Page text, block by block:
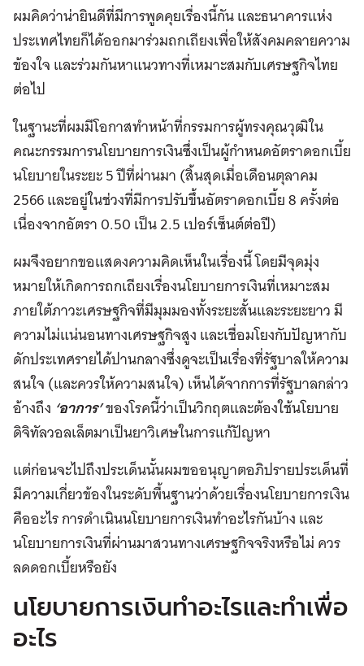
ผมคิดว่าน่ายินดีที่มีการพูดคุยเรื่องนี้กัน และธนาคารแห่ง
ประเทศไทยก็ได้ออกมาร่วมถกเถียงเพื่อให้สังคมคลายความ
ข้องใจ และร่วมกันหาแนวทางที่เหมาะสมกับเศรษฐกิจไทย
ต่อไป
ในฐานะที่ผมมีโอกาสทำหน้าที่กรรมการผู้ทรงคุณวุฒิใน
คณะกรรมการนโยบายการเงินซึ่งเป็นผู้กำหนดอัตราดอกเบี้ย
นโยบายในระยะ 5 ปีที่ผ่านมา (สิ้นสุดเมื่อเดือนตุลาคม
2566 และอยู่ในช่วงที่มีการปรับขึ้นอัตราดอกเบี้ย 8 ครั้งต่อ
เนื่องจากอัตรา 0.50 เป็น 2.5 เปอร์เซ็นต์ต่อปี)
ผมจึงอยากขอแสดงความคิดเห็นในเรื่องนี้ โดยมีจุดมุ่ง
หมายให้เกิดการถกเถียงเรื่องนโยบายการเงินที่เหมาะสม
ภายใต้ภาวะเศรษฐกิจที่มีมุมมองทั้งระยะสั้นและระยะยาว มี
ความไม่แน่นอนทางเศรษฐกิจสูง และเชื่อมโยงกับปัญหากับ
ดักประเทศรายได้ปานกลางซึ่งดูจะเป็นเรื่องที่รัฐบาลให้ความ
สนใจ (และควรให้ความสนใจ) เห็นได้จากการที่รัฐบาลกล่าว
อ้างถึง ‘อาการ’ของโรคนี้ว่าเป็นวิกฤตและต้องใช้นโยบาย
ดิจิทัลวอลเล็ตมาเป็นยาวิเศษในการแก้ปัญหา
แต่ก่อนจะไปถึงประเด็นนั้นผมขออนุญาตอภิปรายประเด็นที่
มีความเกี่ยวข้องในระดับพื้นฐานว่าด้วยเรื่องนโยบายการเงิน
คืออะไร การดำเนินนโยบายการเงินทำอะไรกันบ้าง และ
นโยบายการเงินที่ผ่านมาสวนทางเศรษฐกิจจริงหรือไม่ ควร
ลดดอกเบี้ยหรือยัง
นโยบายการเงินทำอะไรและทำเพื่อ
อะไร